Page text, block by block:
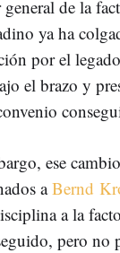
de la
ya ha
por el
el brazo y
ese
aBernd
a la
pero